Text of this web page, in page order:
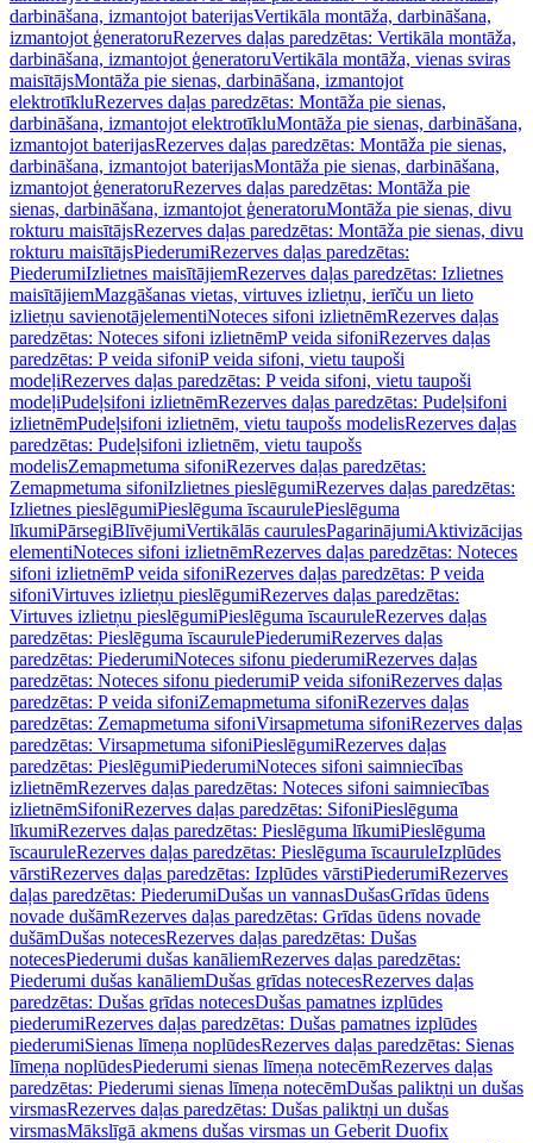
darbināšana, izmantojot baterijasVertikāla montāža, darbināšana,
izmantojot ģeneratoruRezerves daļas paredzētas: Vertikāla montāža,
darbināšana, izmantojot ģeneratoruVertikāla montāža, vienas sviras
maisītājsMontāža pie sienas, darbināšana, izmantojot
elektrotīkluRezerves daļas paredzētas: Montāža pie sienas,
darbināšana, izmantojot elektrotīkluMontāža pie sienas, darbināšana,
izmantojot baterijasRezerves daļas paredzētas: Montāža pie sienas,
darbināšana, izmantojot baterijasMontāža pie sienas, darbināšana,
izmantojot ģeneratoruRezerves daļas paredzētas: Montāža pie
sienas, darbināšana, izmantojot ģeneratoruMontāža pie sienas, divu
rokturu maisītājsRezerves daļas paredzētas: Montāža pie sienas, divu
rokturu maisītājsPiederumiRezerves daļas paredzētas:
PiederumiIzlietnes maisītājiemRezerves daļas paredzētas: Izlietnes
maisītājiemMazgāšanas vietas, virtuves izlietņu, ierīču un lieto
izlietņu savienotājelementiNoteces sifoni izlietnēmRezerves daļas
paredzētas: Noteces sifoni izlietnēmP veida sifoniRezerves daļas
paredzētas: P veida sifoniP veida sifoni, vietu taupoši
modeļiRezerves daļas paredzētas: P veida sifoni, vietu taupoši
modeļiPudeļsifoni izlietnēmRezerves daļas paredzētas: Pudeļsifoni
izlietnēmPudeļsifoni izlietnēm, vietu taupošs modelisRezerves daļas
paredzētas: Pudeļsifoni izlietnēm, vietu taupošs
modelisZemapmetuma sifoniRezerves daļas paredzētas:
Zemapmetuma sifoniIzlietnes pieslēgumiRezerves daļas paredzētas:
Izlietnes pieslēgumiPieslēguma īscaurulePieslēguma
līkumiPārsegiBlīvējumiVertikālās caurulesPagarinājumiAktivizācijas
elementiNoteces sifoni izlietnēmRezerves daļas paredzētas: Noteces
sifoni izlietnēmP veida sifoniRezerves daļas paredzētas: P veida
sifoniVirtuves izlietņu pieslēgumiRezerves daļas paredzētas:
Virtuves izlietņu pieslēgumiPieslēguma īscauruleRezerves daļas
paredzētas: Pieslēguma īscaurulePiederumiRezerves daļas
paredzētas: PiederumiNoteces sifonu piederumiRezerves daļas
paredzētas: Noteces sifonu piederumiP veida sifoniRezerves daļas
paredzētas: P veida sifoniZemapmetuma sifoniRezerves daļas
paredzētas: Zemapmetuma sifoniVirsapmetuma sifoniRezerves daļas
paredzētas: Virsapmetuma sifoniPieslēgumiRezerves daļas
paredzētas: PieslēgumiPiederumiNoteces sifoni saimniecības
izlietnēmRezerves daļas paredzētas: Noteces sifoni saimniecības
izlietnēmSifoniRezerves daļas paredzētas: SifoniPieslēguma
līkumiRezerves daļas paredzētas: Pieslēguma līkumiPieslēguma
īscauruleRezerves daļas paredzētas: Pieslēguma īscauruleIzplūdes
vārstiRezerves daļas paredzētas: Izplūdes vārstiPiederumiRezerves
daļas paredzētas: PiederumiDušas un vannasDušasGrīdas ūdens
novade dušāmRezerves daļas paredzētas: Grīdas ūdens novade
dušāmDušas notecesRezerves daļas paredzētas: Dušas
notecesPiederumi dušas kanāliemRezerves daļas paredzētas:
Piederumi dušas kanāliemDušas grīdas notecesRezerves daļas
paredzētas: Dušas grīdas notecesDušas pamatnes izplūdes
piederumiRezerves daļas paredzētas: Dušas pamatnes izplūdes
piederumiSienas līmeņa noplūdesRezerves daļas paredzētas: Sienas
līmeņa noplūdesPiederumi sienas līmeņa notecēmRezerves daļas
paredzētas: Piederumi sienas līmeņa notecēmDušas paliktņi un dušas
virsmasRezerves daļas paredzētas: Dušas paliktņi un dušas
virsmasMākslīgā akmens dušas virsmas un Geberit Duofix